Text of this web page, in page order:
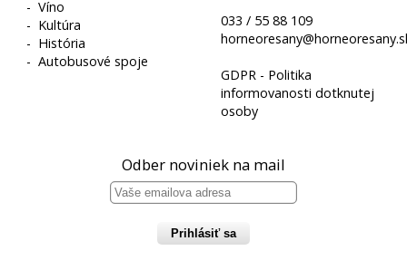
-Víno
- Kultúra
- História
-Autobusové spoje
033 / 55 88 109
GDPR - Politika
informovanosti dotknutej
osoby
Odber noviniek na mail
Prihlásiť sa